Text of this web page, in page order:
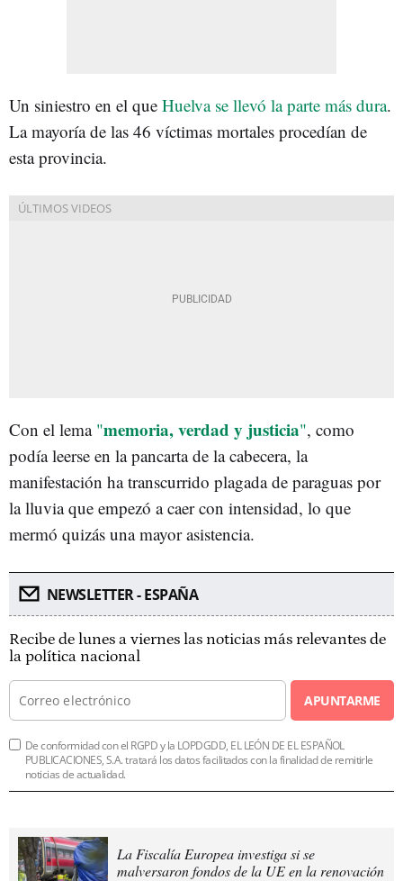
Un siniestro en el que Huelva se llevó la parte más dura.
La mayoría de las 46 víctimas mortales procedían de
esta provincia.
Con el lema "memoria, verdad y justicia", como
podía leerse en la pancarta de la cabecera, la
manifestación ha transcurrido plagada de paraguas por
la lluvia que empezó a caer con intensidad, lo que
mermó quizás una mayor asistencia.
NEWSLETTER - ESPAÑA
Recibe de lunes a viernes las noticias más relevantes de
la política nacional
APUNTARME
De conformidad con el RGPD y la LOPDGDD, EL LEÓN DE EL ESPAÑOL
PUBLICACIONES, S.A. tratará los datos facilitados con la finalidad de remitirle
noticias de actualidad.
La Fiscalía Europea investiga si se
malversaron fondos de la UE en la renovación